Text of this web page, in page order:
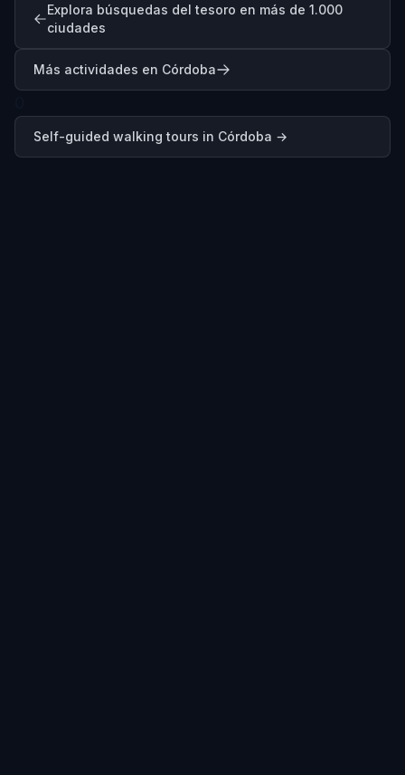
Explora búsquedas del tesoro en más de 1.000
ciudades
Más actividades en Córdoba
Self-guided walking tours in Córdoba →